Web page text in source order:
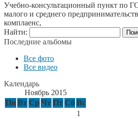
Учебно-консультационный пункт по
малого и среднего
комплаенс,
Найти:
Последние альбомы
Все фото
Все видео
Календарь
Ноябрь 2015
Пн Вт Ср Чт Пт Сб Вс
1